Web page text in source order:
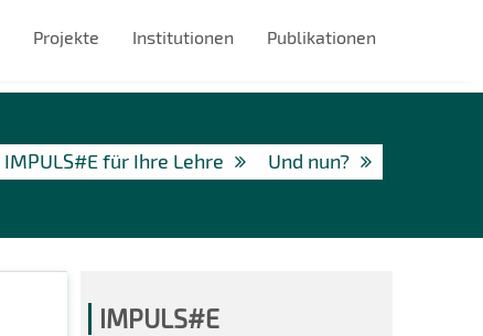
Projekte Institutionen Publikationen
IMPULS#E für Ihre Lehre
Und nun?
IMPULS#E